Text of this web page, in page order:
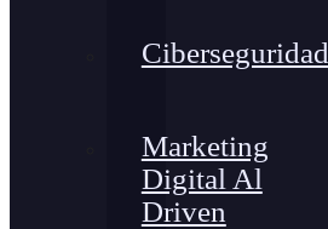
Ciberseguridad
Marketing
Digital Al
Driven